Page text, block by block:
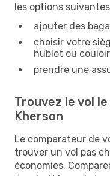
les options
ajouter des
choisir votre
hublot ou couloir
prendre une
Trouvez le vol
Kherson
Le comparateur de
trouver un vol pas
économies.